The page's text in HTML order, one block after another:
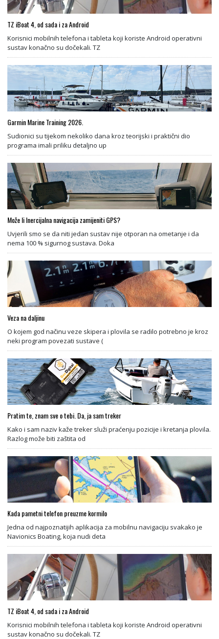
TZ iBoat 4, od sada i za Android
Korisnici mobilnih telefona i tableta koji koriste Android operativni
sustav konačno su dočekali. TZ
Garmin Marine Training 2026.
Sudionici su tijekom nekoliko dana kroz teorijski i praktični dio
programa imali priliku detaljno up
Može li Inercijalna navigacija zamijeniti GPS?
Uvjerili smo se da niti jedan sustav nije otporan na ometanje i da
nema 100 % sigurnog sustava. Doka
Veza na daljinu
O kojem god načinu veze skipera i plovila se radilo potrebno je kroz
neki program povezati sustave (
Pratim te, znam sve o tebi. Da, ja sam treker
Kako i sam naziv kaže treker služi praćenju pozicije i kretanja plovila.
Razlog može biti zaštita od
Kada pametni telefon preuzme kormilo
Jedna od najpoznatijih aplikacija za mobilnu navigaciju svakako je
Navionics Boating, koja nudi deta
TZ iBoat 4, od sada i za Android
Korisnici mobilnih telefona i tableta koji koriste Android operativni
sustav konačno su dočekali. TZ